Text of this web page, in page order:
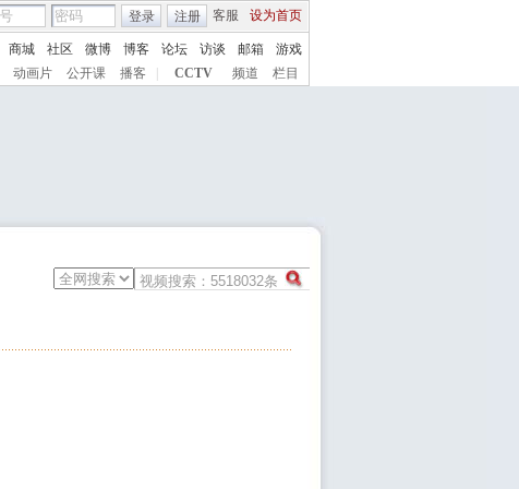
客服 设为首页
登录 注册
商城 社区 微博 博客 论坛 访谈 邮箱
游戏
动画片 公开课 播客 CCTV 频道 栏目